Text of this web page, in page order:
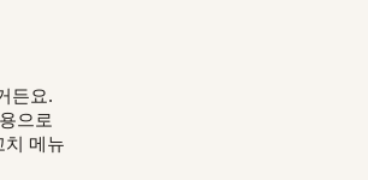
든요.
으로
치 메뉴